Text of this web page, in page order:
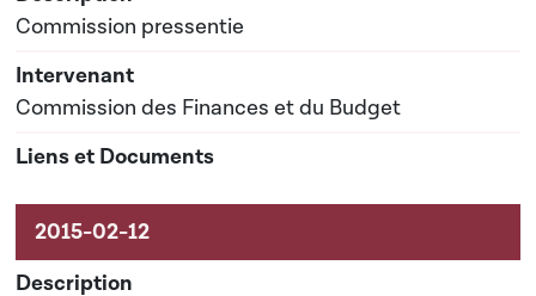
Commission pressentie
Commission des Finances et du Budget